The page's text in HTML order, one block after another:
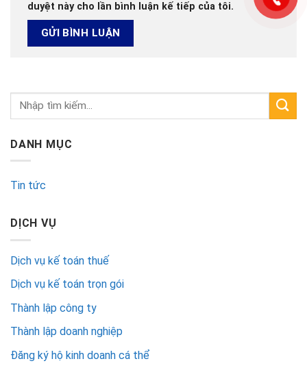
duyệt này cho lần bình luận kế tiếp của tôi.
DANH MỤC
Tin tức
DỊCH VỤ
Dịch vụ kế toán thuế
Dịch vụ kế toán trọn gói
Thành lập công ty
Thành lập doanh nghiệp
Đăng ký hộ kinh doanh cá thể